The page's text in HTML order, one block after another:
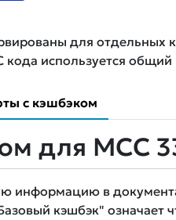
для
используется общий
с кэшбэком
для MCC
информацию в
кэшбэк" означает